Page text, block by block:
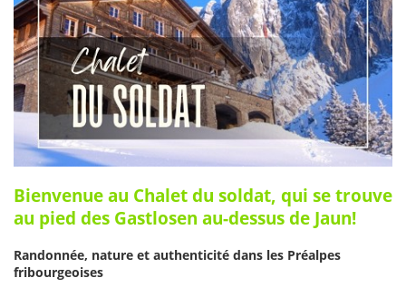
Bienvenue au Chalet du soldat, qui se trouve
au pied des Gastlosen au-dessus de Jaun!
Randonnée, nature et authenticité dans les Préalpes
fribourgeoises